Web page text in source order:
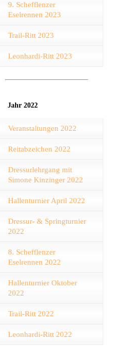
9. Schefflenzer
Eselrennen 2023
Trail-Ritt 2023
Leonhardi-Ritt 2023
Jahr 2022
Veranstaltungen 2022
Reitabzeichen 2022
Dressurlehrgang mit
Simone Kinzinger 2022
Hallenturnier April 2022
Dressur- & Springturnier
2022
8. Schefflenzer
Eselrennen 2022
Hallenturnier Oktober
2022
Trail-Ritt 2022
Leonhardi-Ritt 2022